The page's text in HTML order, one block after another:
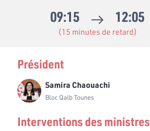
09:15 12:05
(15 minutes de retard)
Interventions des ministres
Président
Samira Chaouachi
Bloc Qalb Tounes